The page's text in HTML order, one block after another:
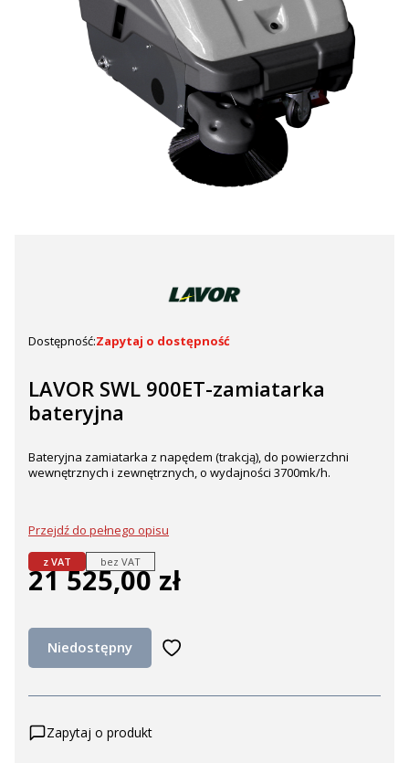
Dostępność:Zapytaj o dostępność
LAVOR SWL 900ET-zamiatarka
bateryjna
Bateryjna zamiatarka z napędem (trakcją), do powierzchni
wewnętrznych i zewnętrznych, o wydajności 3700mk/h.
Przejdź do pełnego opisu
z VAT bez VAT
Cena
21 525,00 zł
Niedostępny
Zapytaj o produkt